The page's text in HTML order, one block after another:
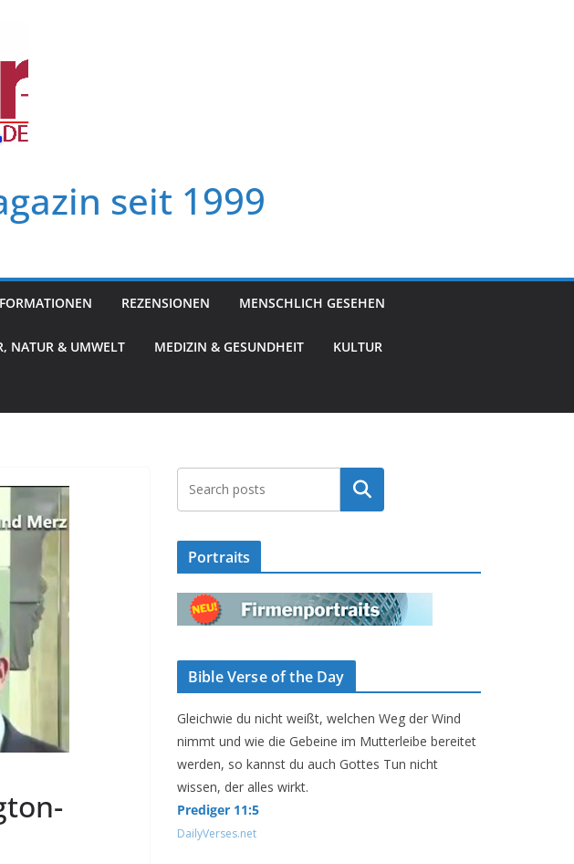
seit 1999
REZENSIONEN MENSCHLICH GESEHEN
NATUR & UMWELT MEDIZIN & GESUNDHEIT KULTUR
Suchen
Portraits
Bible Verse of the Day
Gleichwie du nicht weißt, welchen Weg der Wind
nimmt und wie die Gebeine im Mutterleibe bereitet
werden, so kannst du auch Gottes Tun nicht
wissen, der alles wirkt.
Prediger 11:5
DailyVerses.net